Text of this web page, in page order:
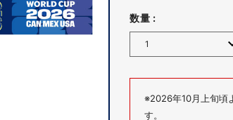
数量 :
※2026年10月上旬頃
す。